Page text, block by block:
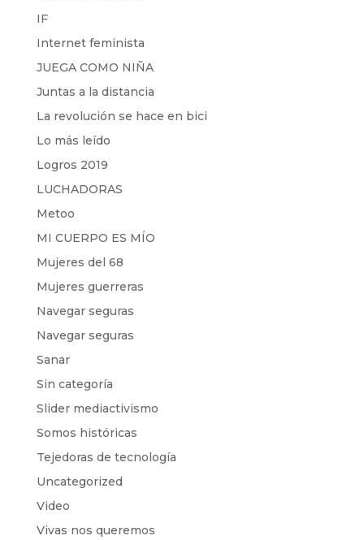
IF
Internet feminista
JUEGA COMO NIÑA
Juntas a la distancia
La revolución se hace en bici
Lo más leído
Logros 2019
LUCHADORAS
Metoo
MI CUERPO ES MÍO
Mujeres del 68
Mujeres guerreras
Navegar seguras
Navegar seguras
Sanar
Sin categoría
Slider mediactivismo
Somos históricas
Tejedoras de tecnología
Uncategorized
Video
Vivas nos queremos